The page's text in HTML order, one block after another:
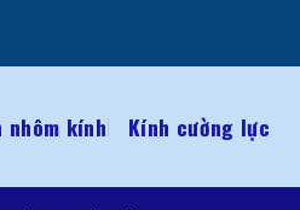
nhôm kính Kính cường lực